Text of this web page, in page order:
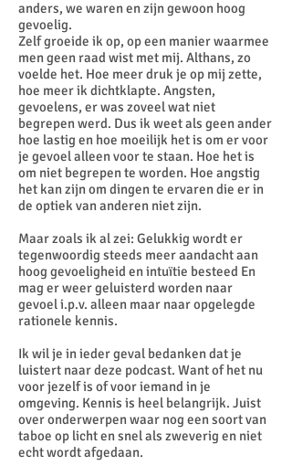
anders, we waren en zijn gewoon hoog
gevoelig.
Zelf groeide ik op, op een manier waarmee
men geen raad wist met mij. Althans, zo
voelde het. Hoe meer druk je op mij zette,
hoe meer ik dichtklapte. Angsten,
gevoelens, er was zoveel wat niet
begrepen werd. Dus ik weet als geen ander
hoe lastig en hoe moeilijk het is om er voor
je gevoel alleen voor te staan. Hoe het is
om niet begrepen te worden. Hoe angstig
het kan zijn om dingen te ervaren die er in
de optiek van anderen niet zijn.
Maar zoals ik al zei: Gelukkig wordt er
tegenwoordig steeds meer aandacht aan
hoog gevoeligheid en intuïtie besteed En
mag er weer geluisterd worden naar
gevoel i.p.v. alleen maar naar opgelegde
rationele kennis.
Ik wil je in ieder geval bedanken dat je
luistert naar deze podcast. Want of het nu
voor jezelf is of voor iemand in je
omgeving. Kennis is heel belangrijk. Juist
over onderwerpen waar nog een soort van
taboe op licht en snel als zweverig en niet
echt wordt afgedaan.